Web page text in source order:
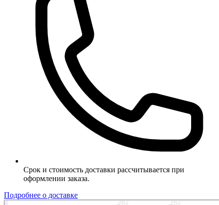
Срок и стоимость доставки рассчитывается при
оформлении заказа.
Подробнее о доставке